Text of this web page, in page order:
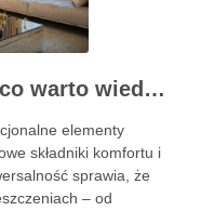
Stylowe i funkcjonalne: co warto wiedzieć o meblach tapicerowanych?
elementy
składniki komfortu i
sprawia, że
– od